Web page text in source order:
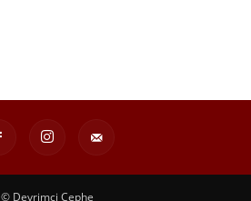
© Devrimci Cephe